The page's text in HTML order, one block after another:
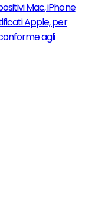
Mac, iPhone
Apple, per
agli